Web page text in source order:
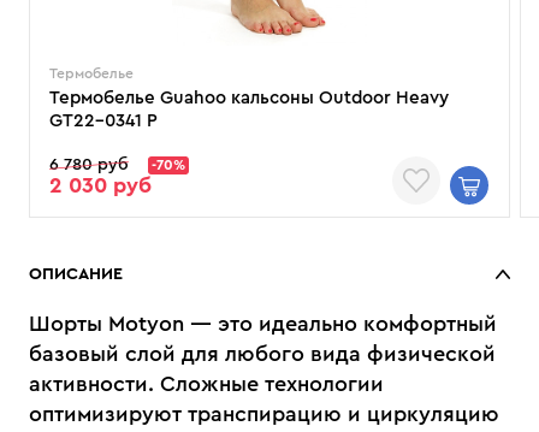
Термобелье
Термобелье Guahoo кальсоны Outdoor Heavy
GT22-0341 P
6 780 руб -70%
2 030 руб
ОПИСАНИЕ
Шорты Motyon — это идеально комфортный
базовый слой для любого вида физической
активности. Сложные технологии
оптимизируют транспирацию и циркуляцию